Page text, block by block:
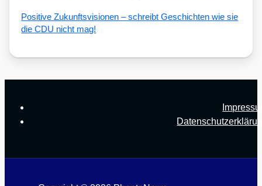
Posi­ti­ve Zukunfts­vi­sio­nen – schreibt Geschich­ten wie sie
die CDU nicht mag!